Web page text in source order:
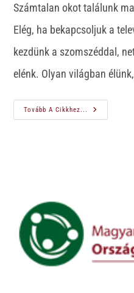
Számtalan okot találunk
Elég, ha bekapcsoljuk a
kezdünk a szomszéddal,
elénk. Olyan világban
Tovább A Cikkhez...